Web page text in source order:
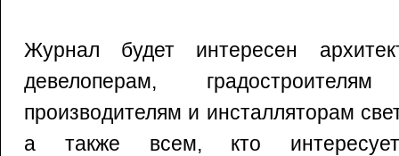
Журнал будет интересен
девелоперам,
производителям и инсталляторам
а также всем, кто